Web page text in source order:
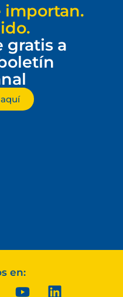
importan.
gratis a
en: